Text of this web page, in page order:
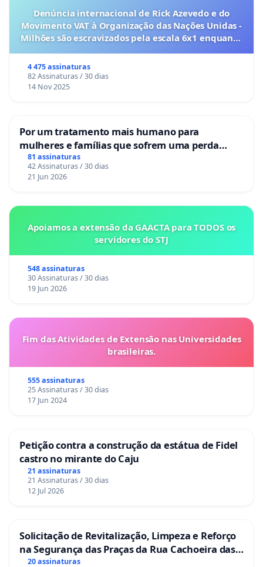
Denúncia internacional de Rick Azevedo e do
Movimento VAT à Organização das Nações Unidas -
Milhões são escravizados pela escala 6x1 enquanto
4 475 assinaturas
82 Assinaturas / 30 dias
14 Nov 2025
Por um tratamento mais humano para
mulheres e famílias que sofrem uma perda
gestacional nos hospitais portugueses
81 assinaturas
42 Assinaturas / 30 dias
21 Jun 2026
Apoiamos a extensão da GAACTA para TODOS os
servidores do STJ
548 assinaturas
30 Assinaturas / 30 dias
19 Jun 2026
Fim das Atividades de Extensão nas Universidades
brasileiras.
555 assinaturas
25 Assinaturas / 30 dias
17 Jun 2024
Petição contra a construção da estátua de Fidel
castro no mirante do Caju
21 assinaturas
21 Assinaturas / 30 dias
12 Jul 2026
Solicitação de Revitalização, Limpeza e Reforço
na Segurança das Praças da Rua Cachoeira das
Sete Ilhas
20 assinaturas